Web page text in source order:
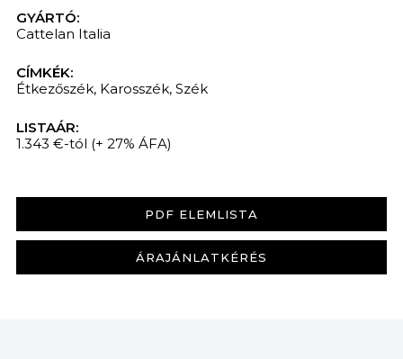
GYÁRTÓ:
Cattelan Italia
CÍMKÉK:
Étkezőszék, Karosszék, Szék
LISTAÁR:
1.343 €-tól (+ 27% ÁFA)
PDF ELEMLISTA
ÁRAJÁNLATKÉRÉS